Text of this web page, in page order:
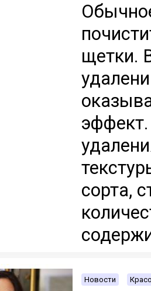
щетки.
сорта,
Новости